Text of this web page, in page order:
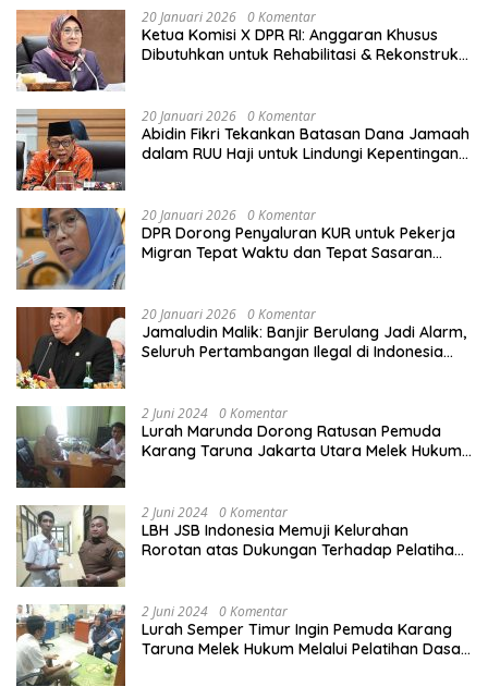
Bangsa
20 Januari 2026 0 Komentar
Ketua Komisi X DPR RI: Anggaran Khusus
Dibutuhkan untuk Rehabilitasi & Rekonstruksi
20 Januari 2026 0 Komentar
Abidin Fikri Tekankan Batasan Dana Jamaah
dalam RUU Haji untuk Lindungi Kepentingan
20 Januari 2026 0 Komentar
DPR Dorong Penyaluran KUR untuk Pekerja
Migran Tepat Waktu dan Tepat Sasaran
20 Januari 2026 0 Komentar
Jamaludin Malik: Banjir Berulang Jadi Alarm,
Seluruh Pertambangan Ilegal di Indonesia
2 Juni 2024 0 Komentar
Lurah Marunda Dorong Ratusan Pemuda
Karang Taruna Jakarta Utara Melek Hukum
2 Juni 2024 0 Komentar
LBH JSB Indonesia Memuji Kelurahan
Rorotan atas Dukungan Terhadap Pelatihan
2 Juni 2024 0 Komentar
Lurah Semper Timur Ingin Pemuda Karang
Taruna Melek Hukum Melalui Pelatihan Dasar